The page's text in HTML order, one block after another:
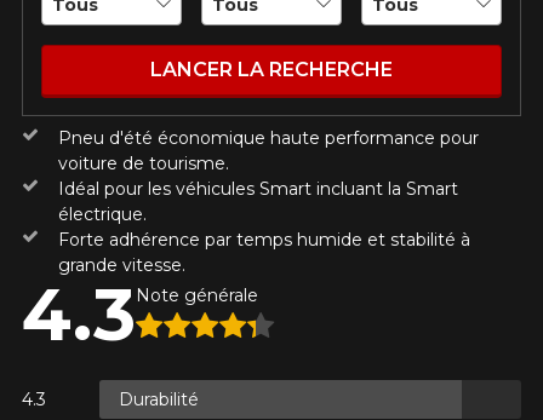
PROMOTIONS EN COURS
véhicule pour une compatibilité
garantie*.
Votre ensemble de pneus et jantes vous
sera livré rapidement.
PROMOTIONS EN COURS
Calculateur de décalage de jantes
INFORMATIONS
Qui sommes-nous ?
Procédures d'achat
Méthodes de paiement
Protection contre les hasards routiers
Politique de retour
Foire aux questions
Pneu d'été économique haute performance pour
voiture de tourisme.
Idéal pour les véhicules Smart incluant la Smart
électrique.
Forte adhérence par temps humide et stabilité à
grande vitesse.
LANCER LA RECHERCHE
4.3 Note générale
Durabilité
Votre véhicule
Année
Marque